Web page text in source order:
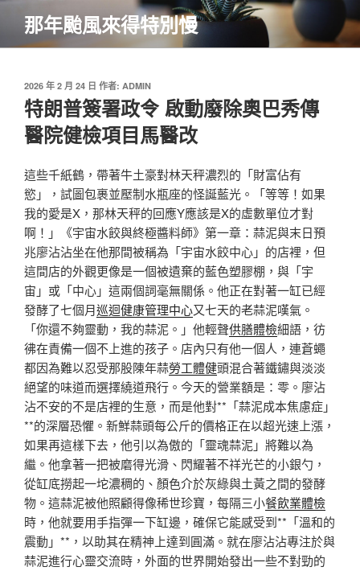
主
那年颱風來得特別慢
發
佈
於
2026 年 2 月 24 日 作者: ADMIN
特朗普簽署政令 啟動廢除奧巴秀傳
醫院健檢項目馬醫改
這些千紙鶴，帶著牛土豪對林天秤濃烈的「財富佔有
慾」，試圖包裹並壓制水瓶座的怪誕藍光。「等等！如果
我的愛是X，那林天秤的回應Y應該是X的虛數單位才對
啊！」《宇宙水餃與終極醬料師》第一章：蒜泥與末日預
兆廖沾沾坐在他那間被稱為「宇宙水餃中心」的店裡，但
這間店的外觀更像是一個被遺棄的藍色塑膠棚，與「宇
宙」或「中心」這兩個詞毫無關係。他正在對著一缸已經
發酵了七個月巡迴健康管理中心又七天的老蒜泥嘆氣。
「你還不夠靈動，我的蒜泥。」他輕聲供膳體檢細語，彷
彿在責備一個不上進的孩子。店內只有他一個人，連蒼蠅
都因為難以忍受那股陳年蒜勞工體健頭混合著鐵鏽與淡淡
絕望的味道而選擇繞道飛行。今天的營業額是：零。廖沾
沾不安的不是店裡的生意，而是他對**「蒜泥成本焦慮症」
**的深層恐懼。新鮮蒜頭每公斤的價格正在以超光速上漲，
如果再這樣下去，他引以為傲的「靈魂蒜泥」將難以為
繼。他拿著一把被磨得光滑、閃耀著不祥光芒的小銀勺，
從缸底撈起一坨濃稠的、顏色介於灰綠與土黃之間的發酵
物。這蒜泥被他照顧得像稀世珍寶，每隔三小餐飲業體檢
時，他就要用手指彈一下缸邊，確保它能感受到**「溫和的
震動」**，以助其在精神上達到圓滿。就在廖沾沾專注於與
蒜泥進行心靈交流時，外面的世界開始發出一些不對勁的